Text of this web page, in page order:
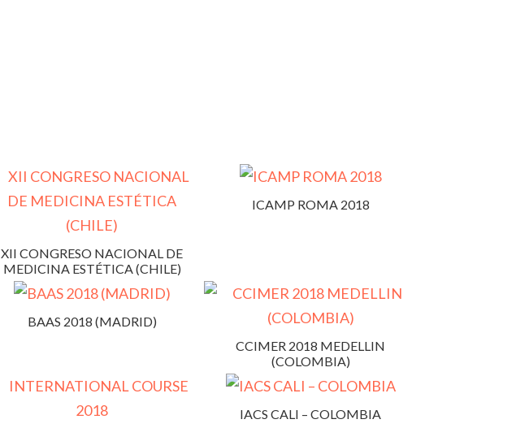
XII CONGRESO NACIONAL DE
MEDICINA ESTÉTICA (CHILE)
ICAMP ROMA 2018
BAAS 2018 (MADRID)
CCIMER 2018 MEDELLIN
(COLOMBIA)
IACS CALI – COLOMBIA